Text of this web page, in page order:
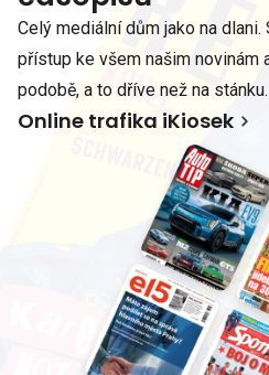
Celý mediální dům jako na
přístup ke všem našim novinám
podobě, a to dříve než na stánku.
Online trafika iKiosek